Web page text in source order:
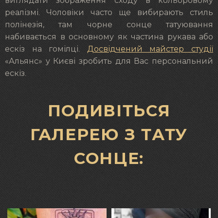
реалізмі. Чоловіки часто ще вибирають стиль
полінезія, там чорне сонце татуювання
набивається в основному як частина рукава або
ескіз на гомілці. Досвідчений майстер студії
«Альянс» у Києві зробить для Вас персональний
ескіз.
ПОДИВІТЬСЯ
ГАЛЕРЕЮ З ТАТУ
СОНЦЕ: